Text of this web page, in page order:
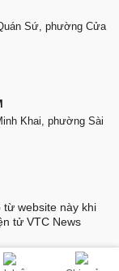
Sứ, phường Cửa
Khai, phường Sài
từ website này khi
tử VTC News